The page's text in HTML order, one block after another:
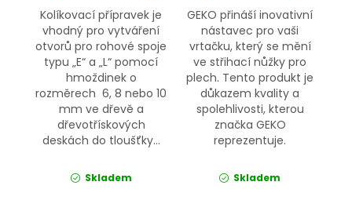
Kolíkovací přípravek je
vhodný pro vytváření
otvorů pro rohové spoje
typu „E“ a „L“ pomocí
hmoždinek o
rozměrech 6, 8 nebo 10
mm ve dřevě a
dřevotřískových
deskách do tloušťky...
Skladem
GEKO přináší inovativní
nástavec pro vaši
vrtačku, který se mění
ve střihací nůžky pro
plech. Tento produkt je
důkazem kvality a
spolehlivosti, kterou
značka GEKO
reprezentuje.
Skladem